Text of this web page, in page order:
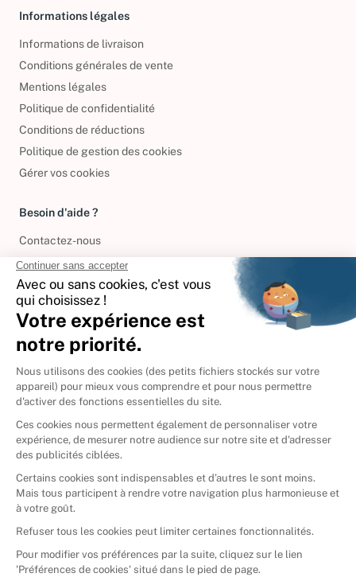
Informations légales
Informations de livraison
Conditions générales de vente
Mentions légales
Politique de confidentialité
Conditions de réductions
Politique de gestion des cookies
Gérer vos cookies
Besoin d'aide ?
Contactez-nous
International
🇪🇸Espagne
🇮🇹Italie
Donner vos livres